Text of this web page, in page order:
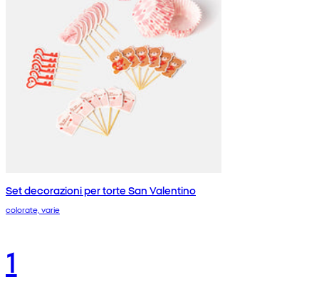
Set decorazioni per torte San Valentino
colorate, varie
1